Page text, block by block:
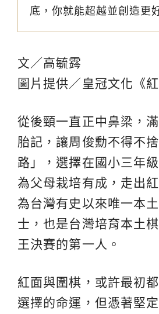
底，你就能超越並創造更
文／高毓霠
圖片提供／皇冠文化《紅
從後頸一直正中鼻梁，
胎記，讓周俊勳不得不
路」，選擇在國小三年
為父母栽培有成，走出
為台灣有史以來唯一本
士，也是台灣培育本土
王決賽的第一人。
紅面與圍棋，或許最初
選擇的命運，但憑著堅